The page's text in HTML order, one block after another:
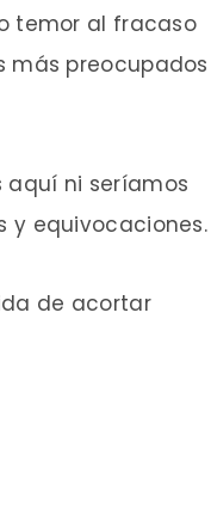
temor al fracaso
más preocupados
ni seríamos
y equivocaciones.
de acortar